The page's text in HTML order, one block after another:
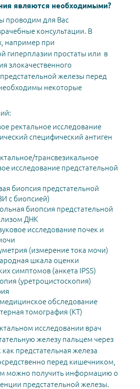
являются необходимыми?
проводим для Вас
консультации. В
например при
гиперплазии простаты или в
злокачественного
железы перед
некоторые
исследование
специфический антиген
трансвезикальное
исследование предстательной
биопсия предстательной
с биопсией)
биопсия предстательной
ДНК
исследование почек и
(измерение тока мочи)
шкала оценки
симптомов (анкета IPSS)
(уретроцистоскопия)
обследование
томография (КТ)
исследовании врач
железу пальцем через
предстательная железа
перед кишечником,
можно получить информацию о
предстательной железы.